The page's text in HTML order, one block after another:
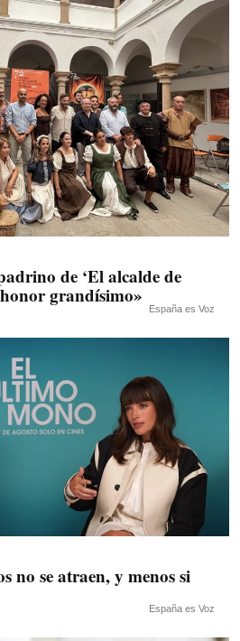
de ‘El alcalde de
grandísimo»
España es Voz
no se atraen, y menos si
España es Voz